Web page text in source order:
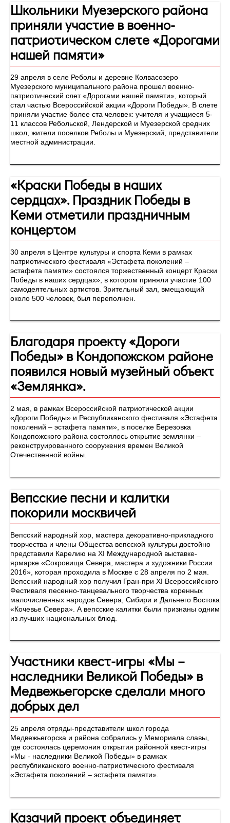
Школьники Муезерского района
приняли участие в военно-
патриотическом слете «Дорогами
нашей памяти»
29 апреля в селе Реболы и деревне Колвасозеро
Муезерского муниципального района прошел военно-
патриотический слет «Дорогами нашей памяти», который
стал частью Всероссийской акции «Дороги Победы». В слете
приняли участие более ста человек: учителя и учащиеся 5-
11 классов Ребольской, Лендерской и Муезерской средних
школ, жители поселков Реболы и Муезерский, представители
местной администрации.
«Краски Победы в наших
сердцах». Праздник Победы в
Кеми отметили праздничным
концертом
30 апреля в Центре культуры и спорта Кеми в рамках
патриотического фестиваля «Эстафета поколений –
эстафета памяти» состоялся торжественный концерт Краски
Победы в наших сердцах», в котором приняли участие 100
самодеятельных артистов. Зрительный зал, вмещающий
около 500 человек, был переполнен.
Благодаря проекту «Дороги
Победы» в Кондопожском районе
появился новый музейный объект
«Землянка».
2 мая, в рамках Всероссийской патриотической акции
«Дороги Победы» и Республиканского фестиваля «Эстафета
поколений – эстафета памяти», в поселке Березовка
Кондопожского района состоялось открытие землянки –
реконструированного сооружения времен Великой
Отечественной войны.
Вепсские песни и калитки
покорили москвичей
Вепсский народный хор, мастера декоративно-прикладного
творчества и члены Общества вепсской культуры достойно
представили Карелию на XI Международной выставке-
ярмарке «Сокровища Севера, мастера и художники России
2016», которая проходила в Москве с 28 апреля по 2 мая.
Вепсский народный хор получил Гран-при XI Всероссийского
Фестиваля песенно-танцевального творчества коренных
малочисленных народов Севера, Сибири и Дальнего Востока
«Кочевье Севера». А вепсские калитки были признаны одним
из лучших национальных блюд.
Участники квест-игры «Мы –
наследники Великой Победы» в
Медвежьегорске сделали много
добрых дел
25 апреля отряды-представители школ города
Медвежьегорска и района собрались у Мемориала славы,
где состоялась церемония открытия районной квест-игры
«Мы - наследники Великой Победы» в рамках
республиканского военно-патриотического фестиваля
«Эстафета поколений – эстафета памяти».
Казачий проект объединяет